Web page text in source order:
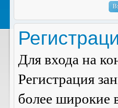
Для входа на
Регистрация
более широкие